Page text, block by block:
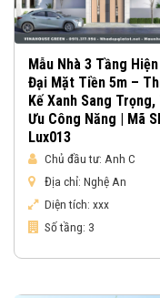
Mẫu Nhà 3 Tầng Hiện
Đại Mặt Tiền 5m –
Kế Xanh Sang Trọng,
Ưu Công Năng | Mã
Lux013
Chủ đầu tư: Anh C
Địa chỉ: Nghệ An
Diện tích: xxx
Số tầng: 3